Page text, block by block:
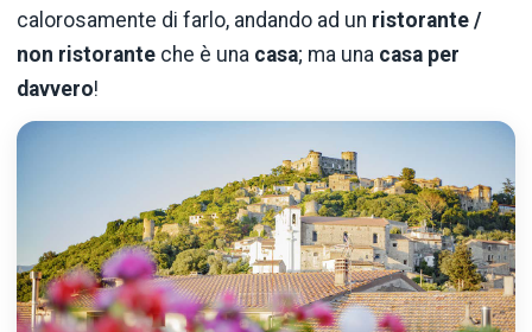
calorosamente di farlo, andando ad un ristorante /
non ristorante che è una casa; ma una casa per
davvero!